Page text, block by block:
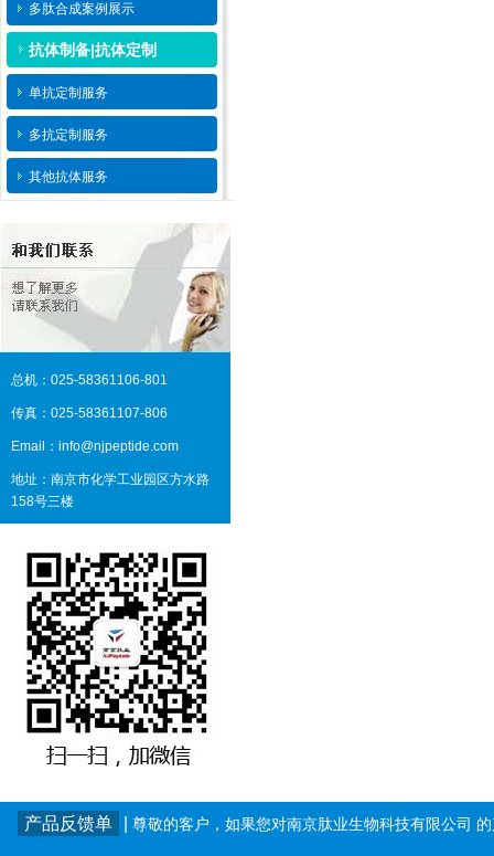
多肽合成案例展示
抗体制备|抗体定制
单抗定制服务
多抗定制服务
其他抗体服务
总机：025-58361106-801
传真：025-58361107-806
Email：info@njpeptide.com
地址：南京市化学工业园区方水路
158号三楼
产品反馈单 尊敬的客户，如果您对南京肽业生物科技有限公司